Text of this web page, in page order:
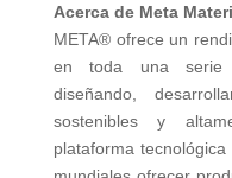
Acerca de Meta
META® ofrece un
en toda una serie
diseñando,
sostenibles y
plataforma